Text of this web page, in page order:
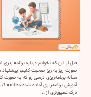
قبل از این که بخوایم درباره برنامه‌ ریزی ابتدایی به
صورت ریز به ریز صحبت کنیم، پیشنهاد می‌کنیم
مقاله برنامه‌ریزی درسی رو که به صورت کلی برای
آموزش برنامه‌ریزی آماده شده مطالعه کنین تا
درک عمیق‌تری از...